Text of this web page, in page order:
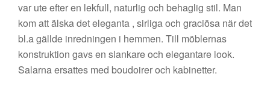
var ute efter en lekfull, naturlig och behaglig stil. Man
kom att älska det eleganta , sirliga och graciösa när det
bl.a gällde inredningen i hemmen. Till möblernas
konstruktion gavs en slankare och elegantare look.
Salarna ersattes med boudoirer och kabinetter.